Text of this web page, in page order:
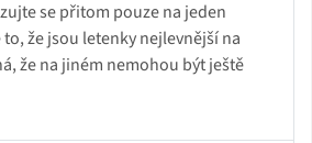
se přitom pouze na jeden
že jsou letenky nejlevnější na
že na jiném nemohou být ještě